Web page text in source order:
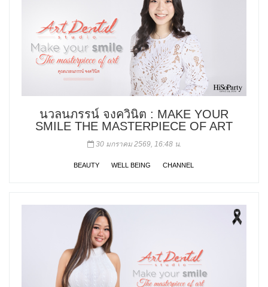
นวลนภรรน์ จงควินิต : MAKE YOUR
SMILE THE MASTERPIECE OF ART
30 มกราคม 2569, 16:48 น.
BEAUTY WELL BEING CHANNEL